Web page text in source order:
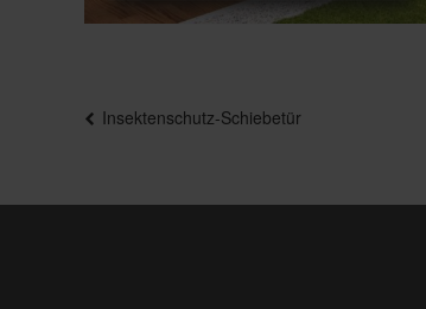
Beitragsnavigation
Insektenschutz-Schiebetür